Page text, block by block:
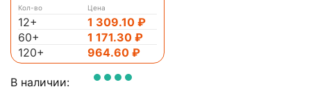
Кол-во
12+
60+
120+
Цена
1 309.10 ₽
1 171.30 ₽
964.60 ₽
В наличии: